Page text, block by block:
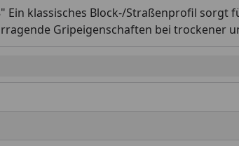
Ein klassisches Block-/Straßenprofil
Gripeigenschaften bei trockener